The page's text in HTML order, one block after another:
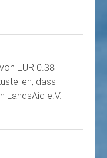
EUR 0.38
dass
LandsAid e.V.